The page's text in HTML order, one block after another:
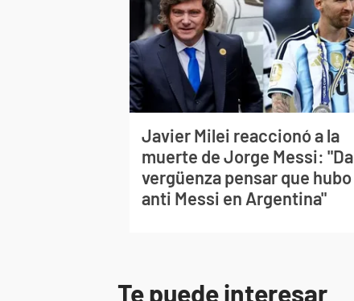
Javier Milei reaccionó a la
muerte de Jorge Messi: "Da
vergüenza pensar que hubo
anti Messi en Argentina"
Te puede interesar